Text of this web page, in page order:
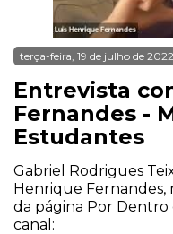
terça-feira, 19 de julho de 2022
Entrevista
Fernandes -
Estudantes
Gabriel Rodrigues
Henrique Fernandes,
da página Por Dentro
canal: